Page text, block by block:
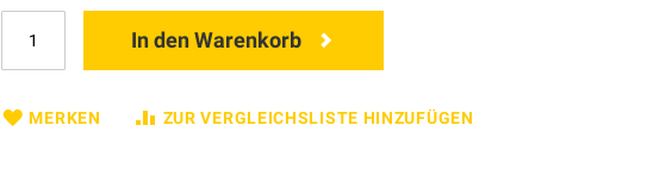
In den Warenkorb
MERKEN ZUR VERGLEICHSLISTE HINZUFÜGEN